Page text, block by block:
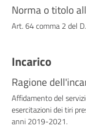
Norma o titolo
Art. 64 comma 2 del
Incarico
Ragione
Affidamento del
esercitazioni dei tiri
anni 2019-2021.